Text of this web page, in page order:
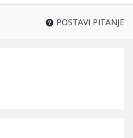
®
POSTAVI PITANJE